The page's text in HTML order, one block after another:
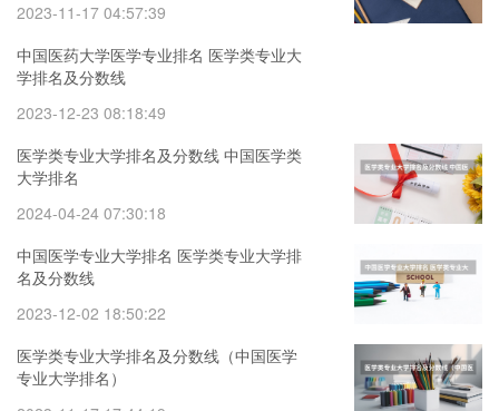
2023-11-17 04:57:39
中国医药大学医学专业排名 医学类专业大
学排名及分数线
2023-12-23 08:18:49
医学类专业大学排名及分数线 中国医学类
大学排名
2024-04-24 07:30:18
中国医学专业大学排名 医学类专业大学排
名及分数线
2023-12-02 18:50:22
医学类专业大学排名及分数线（中国医学
专业大学排名）